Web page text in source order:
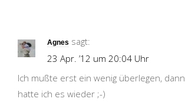
Agnes sagt:
23 Apr. ’12 um 20:04 Uhr
Ich mußte erst ein wenig überlegen, dann
hatte ich es wieder ;-)